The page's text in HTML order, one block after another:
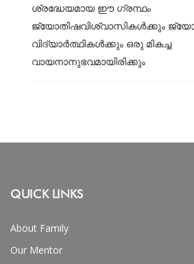
ശ്രദ്ധേയമായ ഈ ഗ്രന്ഥം
ജ്യോതിഷവിശ്വാസികള്‍ക്കും
വിദ്യാര്‍ത്ഥികള്‍ക്കും ഒരു മികച്ച
വായനാനുഭവമായിരിക്കും
QUICK LINKS
About Family
Our Mentor